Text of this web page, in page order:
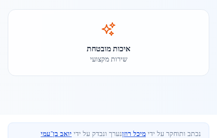
איכות מובטחת
שירות מקצועי
נכתב ותוחקר על ידי מיכל רוזןנערך ונבדק על ידי יואב בן־עמי